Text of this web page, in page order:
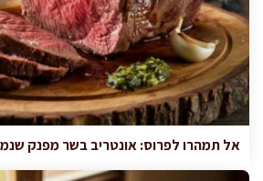
אל תמהרו לפרוס: אונטריב בשר מפנק